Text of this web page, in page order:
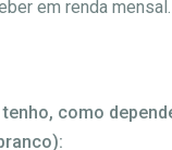
em renda mensal.
como